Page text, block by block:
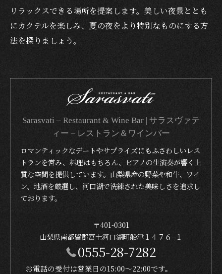
リラックスできる場所を提案します。美しい夜景ととも
にカクテルを楽しみ、夏の夜をより特別なものにする方
法を探りましょう。
Sarasvati – Restaurant & Wine Bar | サラスヴァテ
ィー – レストラン＆ワインバー
ロマンティックなデートやサプライズにもふさわしいレス
トランを営み、料理はもちろん、ピアノの生演奏が響く上
質な空間を提供しています。山梨県産の野菜や和牛、ワイ
ン、地酒を厳選し、河口湖で洗練された美味しさを追求し
ております。
〒401-0301
山梨県南都留郡富士河口湖町船津１４７６−１
0555-28-7282
お電話の受付は営業日の15:00〜22:00です。